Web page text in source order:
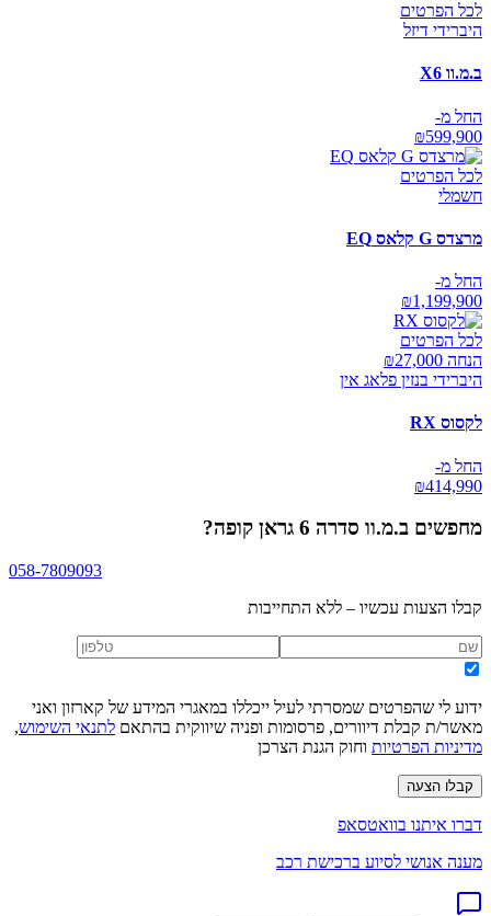
לכל הפרטים
היברידי דיזל
ב.מ.וו X6
החל מ-
₪599,900
לכל הפרטים
חשמלי
מרצדס G קלאס EQ
החל מ-
₪1,199,900
לכל הפרטים
הנחה ₪ 27,000
היברידי בנזין פלאג אין
לקסוס RX
החל מ-
₪414,990
מחפשים ב.מ.וו סדרה 6 גראן קופה ?
058-7809093
קבלו הצעות עכשיו – ללא התחייבות
ידוע לי שהפרטים שמסרתי לעיל ייכללו במאגרי המידע של קארזון ואני
מאשר/ת קבלת דיוורים, פרסומות ופניה שיווקית בהתאם לתנאי השימוש,
מדיניות הפרטיות וחוק הגנת הצרכן
קבלו הצעה
דברו איתנו בוואטסאפ
מענה אנושי לסיוע ברכישת רכב